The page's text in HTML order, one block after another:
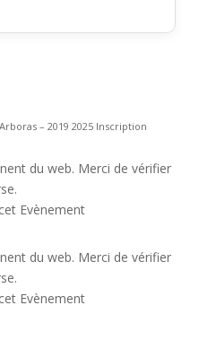
– 2019 2025 Inscription
du web. Merci de vérifier
Evènement
du web. Merci de vérifier
Evènement